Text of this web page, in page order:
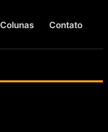
Colunas Contato